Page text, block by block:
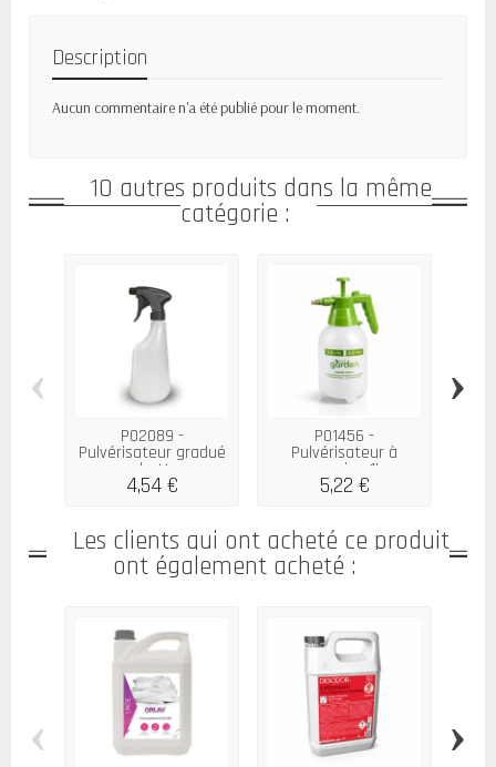
Description
Aucun commentaire n'a été publié pour le moment.
10 autres produits dans la même
catégorie :
P02089 -
Pulvérisateur gradué
gachette...
4,54 €
P01456 -
Pulvérisateur à
pression 1L
5,22 €
‹ ›
Les clients qui ont acheté ce produit
ont également acheté :
‹ ›